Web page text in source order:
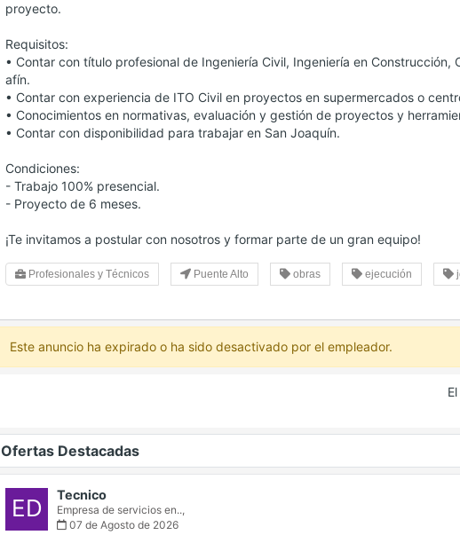
proyecto.
Requisitos:
• Contar con título profesional de Ingeniería Civil, Ingeniería en Construcción,
afín.
• Contar con experiencia de ITO Civil en proyectos en supermercados o
• Conocimientos en normativas, evaluación y gestión de proyectos y
• Contar con disponibilidad para trabajar en San Joaquín.
Condiciones:
- Trabajo 100% presencial.
- Proyecto de 6 meses.
¡Te invitamos a postular con nosotros y formar parte de un gran equipo!
Profesionales y Técnicos Puente Alto obras ejecución
Este anuncio ha expirado o ha sido desactivado por el empleador.
Ofertas Destacadas
ED Tecnico
Empresa de servicios en..,
07 de Agosto de 2026